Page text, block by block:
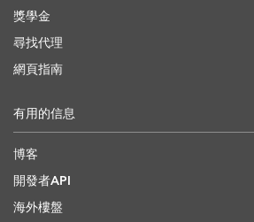
獎學金
尋找代理
網頁指南
有用的信息
博客
開發者API
海外樓盤